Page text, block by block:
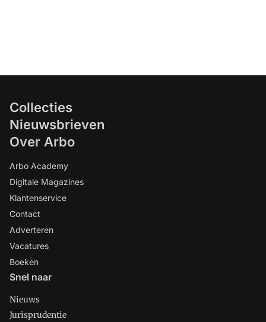
Collecties
Nieuwsbrieven
Over Arbo
Arbo Academy
Digitale Magazines
Klantenservice
Contact
Adverteren
Vacatures
Boeken
Snel naar
Nieuws
Jurisprudentie